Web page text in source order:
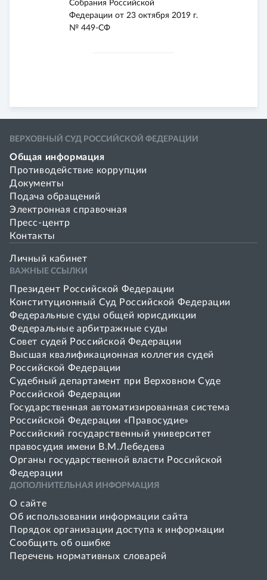
Собрания Российской
Федерации от 23 октября 2019 г.
№ 449-СФ
ВЕРХОВНЫЙ СУД РОССИЙСКОЙ ФЕДЕРАЦИИ
Общая информация
Противодействие коррупции
Документы
Подача обращений
Электронная справочная
Пресс-центр
Контакты
Личный кабинет
ВАЖНЫЕ ССЫЛКИ
Президент Российской Федерации
Конституционный Суд Российской Федерации
Федеральные суды общей юрисдикции
Федеральные арбитражные суды
Совет cудей Российской Федерации
Высшая квалификационная коллегия судей
Российской Федерации
Судебный департамент при Верховном Суде
Российской Федерации
Государственная автоматизированная система
Российской Федерации «Правосудие»
Pоссийский государственный университет
правосудия имени В.М.Лебедева
Органы государственной власти Российской
Федерации
ДОПОЛНИТЕЛЬНАЯ ИНФОРМАЦИЯ
О сайте
Об использовании информации сайта
Порядок организации доступа к информации
Сообщить об ошибке
Перечень нормативных словарей